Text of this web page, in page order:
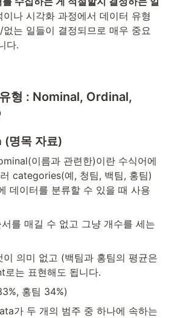
이나 시각화 과정에서 데이터 유형
는 일들이 결정되므로 매우 중요
다.
형 : Nominal, Ordinal,
(명목 자료)
이름과 관련한)이란 수식어에
categories(예, 청팀, 백팀, 홍팀)
데이터를 분류할 수 있을 때 사용
를 매길 수 없고 그냥 개수를 세는
이 의미 없고 (백팀과 홍팀의 평균은
로는 표현해도 됩니다.
홍팀 34%)
가 두 개의 범주 중 하나에 속하는